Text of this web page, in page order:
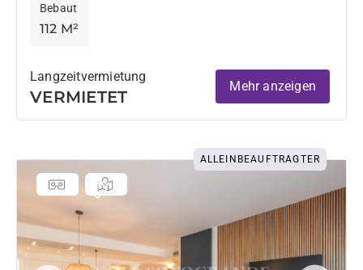
112 M²
Bebaut
Langzeitvermietung
VERMIETET
Mehr anzeigen
ALLEINBEAUFTRAGTER